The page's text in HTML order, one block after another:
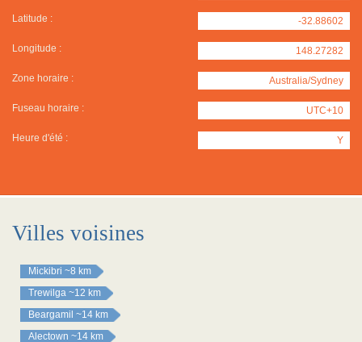
Latitude : -32.88602
Longitude : 148.27282
Zone horaire : Australia/Sydney
Fuseau horaire : UTC+10
Heure d'été : Y
Villes voisines
Mickibri ~8 km
Trewilga ~12 km
Beargamil ~14 km
Alectown ~14 km